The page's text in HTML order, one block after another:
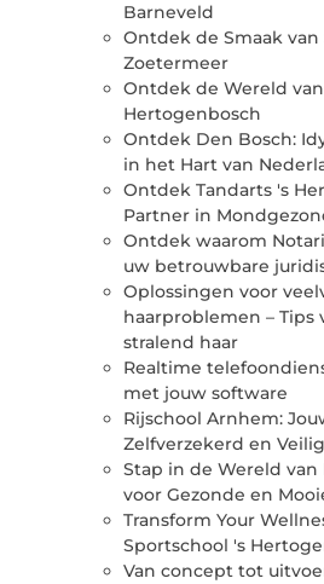
Barneveld
Ontdek de Smaak van
Zoetermeer
Ontdek de Wereld
Hertogenbosch
Ontdek Den Bosch:
in het Hart van
Ontdek Tandarts 's
Partner in
Ontdek waarom
uw betrouwbare
Oplossingen voor
haarproblemen – Tips
stralend haar
Realtime
met jouw software
Rijschool Arnhem:
Zelfverzekerd en
Stap in de Wereld
voor Gezonde en
Transform Your
Sportschool 's
Van concept tot